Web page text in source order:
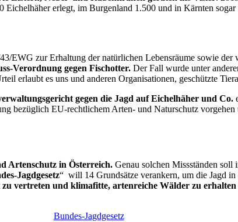
erlegt, im Burgenland 1.500 und in Kärnten
EWG zur Erhaltung der natürlichen Lebensräume sowie der
Verordnung gegen Fischotter. Der Fall wurde unter
erlaubt es uns und anderen Organisationen, geschützte
gegen die Jagd auf Eichelhäher und Co.
bezüglich EU-rechtlichem Arten- und Naturschutz
Artenschutz in Österreich. Genau solchen Missständen
Jagdgesetz“ will 14 Grundsätze verankern, um die Jagd in
zu vertreten und klimafitte, artenreiche Wälder zu erhalten
Bundes-Jagdgesetz